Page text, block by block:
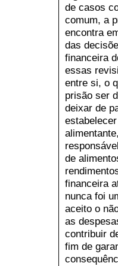
de casos
comum, a
encontra
das
financeira
essas
entre si, o
prisão ser
deixar de
de
financeira
nunca foi
aceito o
as
contribuir
fim de